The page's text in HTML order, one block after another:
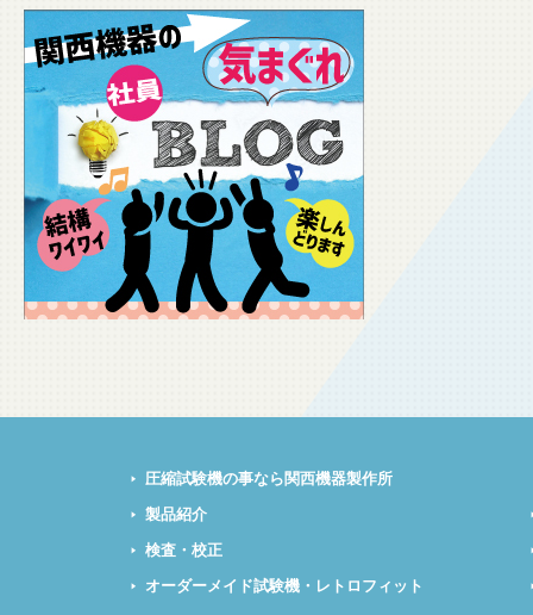
圧縮試験機の事なら関西機器製作所
製品紹介
検査・校正
オーダーメイド試験機・レトロフィット